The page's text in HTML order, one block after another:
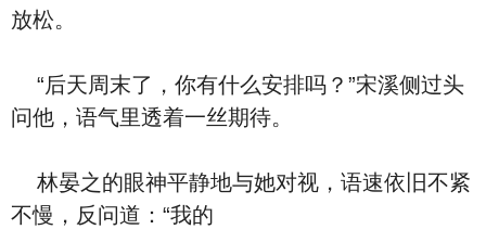
放松。
“后天周末了，你有什么安排吗？”宋溪侧过头
问他，语气里透着一丝期待。
林晏之的眼神平静地与她对视，语速依旧不紧
不慢，反问道：“我的